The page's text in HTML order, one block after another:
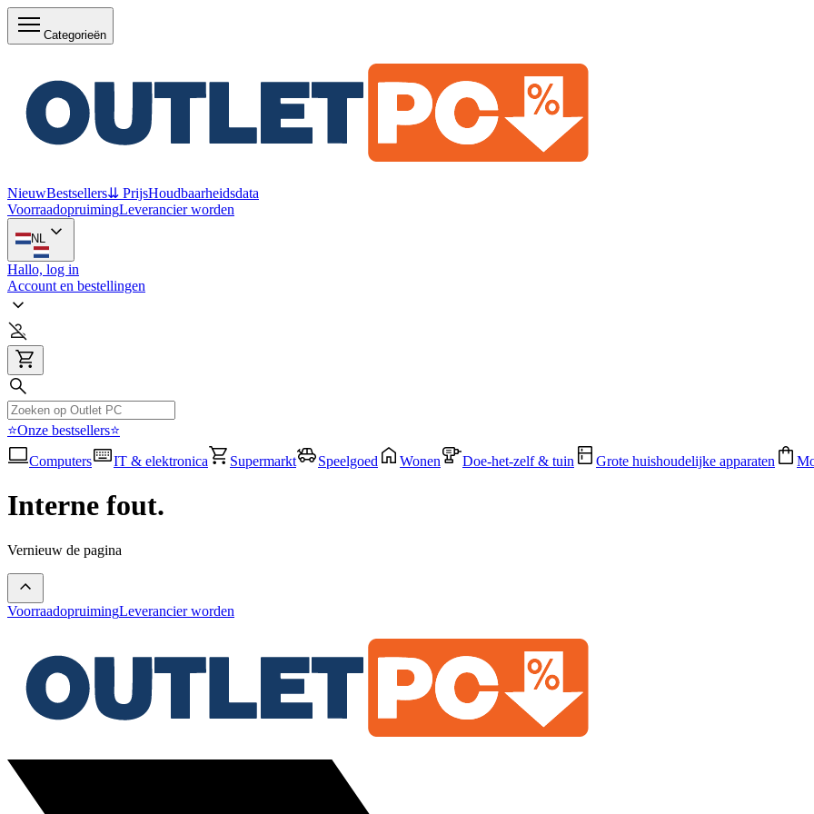
Categorieën
NieuwBestsellers⇊ PrijsHoudbaarheidsdata
VoorraadopruimingLeverancier worden
NL
Hallo, log in
Account en bestellingen
⭐Onze bestsellers⭐
Computers
IT & elektronica Supermarkt Speelgoed Wonen Doe-het-zelf & tuin Grote huishoudelijke apparaten
Interne fout.
Vernieuw de pagina
VoorraadopruimingLeverancier worden